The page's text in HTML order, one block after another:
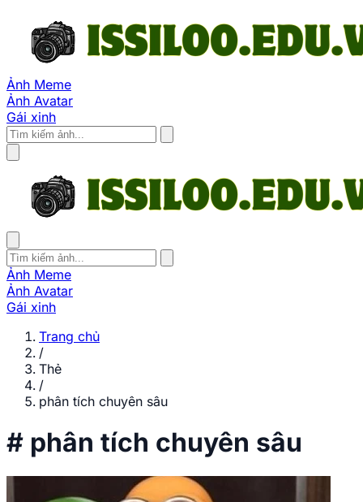
Ảnh Meme
Ảnh Avatar
Gái xinh
Ảnh Meme
Ảnh Avatar
Gái xinh
Trang chủ
/
Thẻ
/
phân tích chuyên sâu
# phân tích chuyên sâu